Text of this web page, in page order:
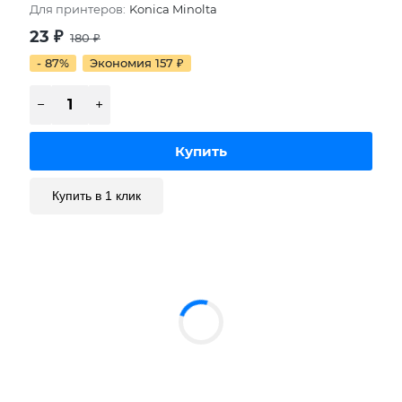
Для принтеров: Konica Minolta
23 ₽ 180₽
- 87%
Экономия 157 ₽
Купить в 1 клик